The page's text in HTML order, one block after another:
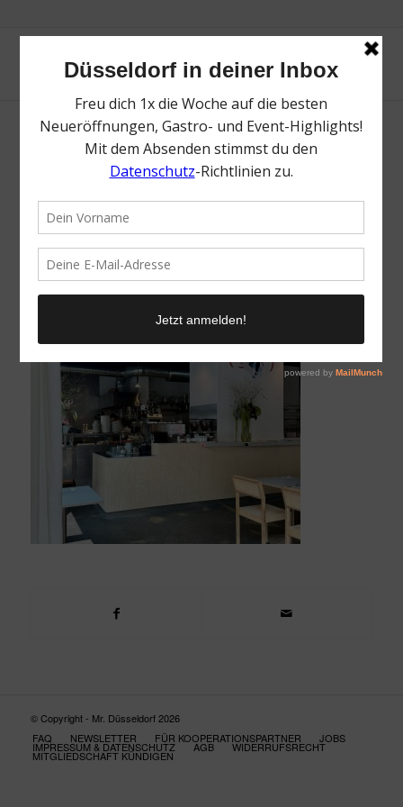
forum | Die besten Neueröffnungen |
© Copyright - Mr. Düsseldorf 2026
FAQ
NEWSLETTER FÜR KOOPERATIONSPARTNER JOBS
IMPRESSUM & DATENSCHUTZ AGB WIDERRUFSRECHT
MITGLIEDSCHAFT KÜNDIGEN